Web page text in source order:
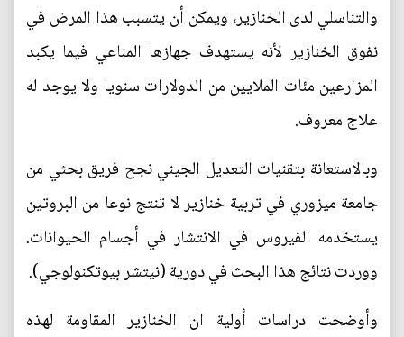
والتناسلي لدى الخنازير، ويمكن أن يتسبب هذا المرض في
نفوق الخنازير لأنه يستهدف جهازها المناعي فيما يكبد
المزارعين مئات الملايين من الدولارات سنويا ولا يوجد له
علاج معروف.
وبالاستعانة بتقنيات التعديل الجيني نجح فريق بحثي من
جامعة ميزوري في تربية خنازير لا تنتج نوعا من البروتين
يستخدمه الفيروس في الانتشار في أجسام الحيوانات.
ووردت نتائج هذا البحث في دورية (نيتشر بيوتكنولوجي).
وأوضحت دراسات أولية ان الخنازير المقاومة لهذه